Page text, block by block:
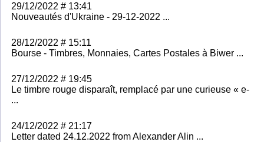
29/12/2022 # 13:41
Nouveautés d'Ukraine - 29-12-2022 ...
28/12/2022 # 15:11
Bourse - Timbres, Monnaies, Cartes Postales à Biwer ...
27/12/2022 # 19:45
Le timbre rouge disparaît, remplacé par une curieuse « e-
...
24/12/2022 # 21:17
Letter dated 24.12.2022 from Alexander Alin ...